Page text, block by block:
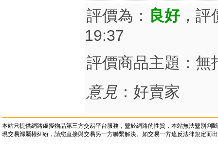
評價為： 良好，評
19:37
評價商品主題：無
意見 ：好賣家
本站只提供網路虛擬物品第三方交易平台服務，鑒於網路的性質，本站無法鑒別
現交易歸屬權糾紛，請您直接與交易另一方聯繫解決。如交易一方違反法律規定